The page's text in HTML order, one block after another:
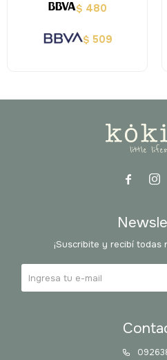
$ 480
$ 509
 
¡Suscribite y recibí todas